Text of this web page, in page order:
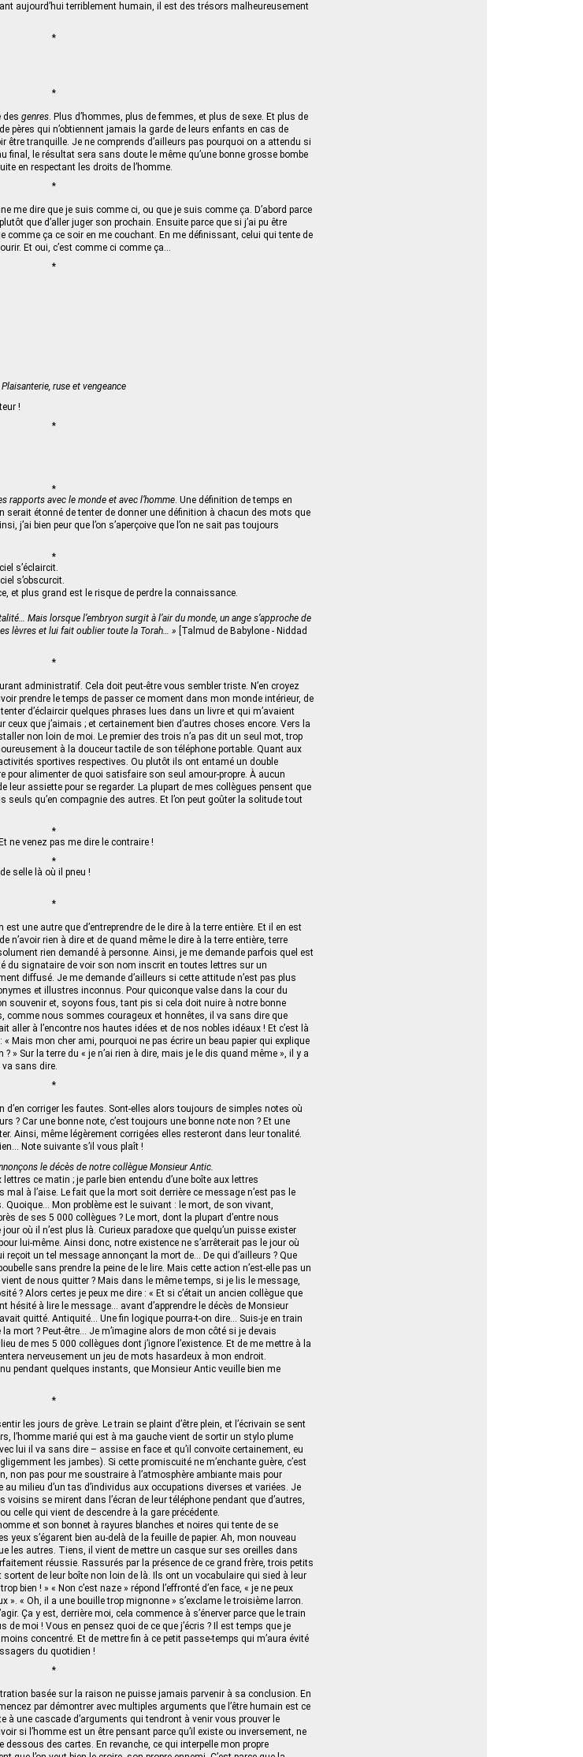
aujourd’hui terriblement humain, il est des trésors malheureusement
*
*
des genres. Plus d’hommes, plus de femmes, et plus de sexe. Et plus de
pères qui n’obtiennent jamais la garde de leurs enfants en cas de
être tranquille. Je ne comprends d’ailleurs pas pourquoi on a attendu si
final, le résultat sera sans doute le même qu’une bonne grosse bombe
en respectant les droits de l’homme.
*
me dire que je suis comme ci, ou que je suis comme ça. D’abord parce
que d’aller juger son prochain. Ensuite parce que si j’ai pu être
comme ça ce soir en me couchant. En me définissant, celui qui tente de
Et oui, c’est comme ci comme ça…
*
ruse et vengeance
!
*
*
rapports avec le monde et avec l’homme. Une définition de temps en
serait étonné de tenter de donner une définition à chacun des mots que
j’ai bien peur que l’on s’aperçoive que l’on ne sait pas toujours
*
s’éclaircit.
s’obscurcit.
et plus grand est le risque de perdre la connaissance.
Mais lorsque l’embryon surgit à l’air du monde, un ange s’approche de
lèvres et lui fait oublier toute la Torah… » [Talmud de Babylone - Niddad
*
administratif. Cela doit peut-être vous sembler triste. N’en croyez
prendre le temps de passer ce moment dans mon monde intérieur, de
d’éclaircir quelques phrases lues dans un livre et qui m’avaient
ceux que j’aimais ; et certainement bien d’autres choses encore. Vers la
non loin de moi. Le premier des trois n’a pas dit un seul mot, trop
à la douceur tactile de son téléphone portable. Quant aux
sportives respectives. Ou plutôt ils ont entamé un double
pour alimenter de quoi satisfaire son seul amour-propre. À aucun
leur assiette pour se regarder. La plupart de mes collègues pensent que
qu’en compagnie des autres. Et l’on peut goûter la solitude tout
*
ne venez pas me dire le contraire !
*
selle là où il pneu !
*
est une autre que d’entreprendre de le dire à la terre entière. Et il en est
n’avoir rien à dire et de quand même le dire à la terre entière, terre
rien demandé à personne. Ainsi, je me demande parfois quel est
du signataire de voir son nom inscrit en toutes lettres sur un
diffusé. Je me demande d’ailleurs si cette attitude n’est pas plus
et illustres inconnus. Pour quiconque valse dans la cour du
souvenir et, soyons fous, tant pis si cela doit nuire à notre bonne
nous sommes courageux et honnêtes, il va sans dire que
à l’encontre nos hautes idées et de nos nobles idéaux ! Et c’est là
Mais mon cher ami, pourquoi ne pas écrire un beau papier qui explique
» Sur la terre du « je n’ai rien à dire, mais je le dis quand même », il y a
va sans dire.
*
d’en corriger les fautes. Sont-elles alors toujours de simples notes où
? Car une bonne note, c’est toujours une bonne note non ? Et une
Ainsi, même légèrement corrigées elles resteront dans leur tonalité.
Note suivante s’il vous plaît !
le décès de notre collègue Monsieur Antic.
ce matin ; je parle bien entendu d’une boîte aux lettres
à l’aise. Le fait que la mort soit derrière ce message n’est pas le
Mon problème est le suivant : le mort, de son vivant,
de ses 5 000 collègues ? Le mort, dont la plupart d’entre nous
où il n’est plus là. Curieux paradoxe que quelqu’un puisse exister
lui-même. Ainsi donc, notre existence ne s’arrêterait pas le jour où
reçoit un tel message annonçant la mort de… De qui d’ailleurs ? Que
sans prendre la peine de le lire. Mais cette action n’est-elle pas un
de nous quitter ? Mais dans le même temps, si je lis le message,
? Alors certes je peux me dire : « Et si c’était un ancien collègue que
hésité à lire le message... avant d’apprendre le décès de Monsieur
quitté. Antiquité… Une fin logique pourra-t-on dire… Suis-je en train
mort ? Peut-être… Je m’imagine alors de mon côté si je devais
de mes 5 000 collègues dont j’ignore l’existence. Et de me mettre à la
nerveusement un jeu de mots hasardeux à mon endroit.
pendant quelques instants, que Monsieur Antic veuille bien me
*
les jours de grève. Le train se plaint d’être plein, et l’écrivain se sent
l’homme marié qui est à ma gauche vient de sortir un stylo plume
lui il va sans dire – assise en face et qu’il convoite certainement, eu
les jambes). Si cette promiscuité ne m’enchante guère, c’est
non pas pour me soustraire à l’atmosphère ambiante mais pour
au milieu d’un tas d’individus aux occupations diverses et variées. Je
se mirent dans l’écran de leur téléphone pendant que d’autres,
celle qui vient de descendre à la gare précédente.
et son bonnet à rayures blanches et noires qui tente de se
s’égarent bien au-delà de la feuille de papier. Ah, mon nouveau
les autres. Tiens, il vient de mettre un casque sur ses oreilles dans
réussie. Rassurés par la présence de ce grand frère, trois petits
de leur boîte non loin de là. Ils ont un vocabulaire qui sied à leur
bien ! » « Non c’est naze » répond l’effronté d’en face, « je ne peux
« Oh, il a une bouille trop mignonne » s’exclame le troisième larron.
Ça y est, derrière moi, cela commence à s’énerver parce que le train
de moi ! Vous en pensez quoi de ce que j’écris ? Il est temps que je
concentré. Et de mettre fin à ce petit passe-temps qui m’aura évité
du quotidien !
*
basée sur la raison ne puisse jamais parvenir à sa conclusion. En
par démontrer avec multiples arguments que l’être humain est ce
à une cascade d’arguments qui tendront à venir vous prouver le
si l’homme est un être pensant parce qu’il existe ou inversement, ne
des cartes. En revanche, ce qui interpelle mon propre